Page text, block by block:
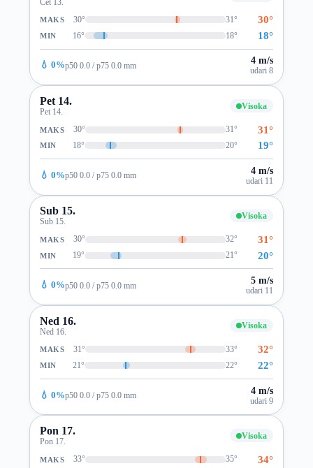
MAKS 30° 31° 30°
MIN 16° 18° 18°
💧 0%p50 0.0 / p75 0.0 mm 4 m/s
udari 8
Pet 14.
Pet 14.
Visoka
MAKS 30° 31° 31°
MIN 18° 20° 19°
💧 0%p50 0.0 / p75 0.0 mm 4 m/s
udari 11
Sub 15.
Sub 15.
Visoka
MAKS 30° 32° 31°
MIN 19° 21° 20°
💧 0%p50 0.0 / p75 0.0 mm 5 m/s
udari 11
Ned 16.
Ned 16.
Visoka
MAKS 31° 33° 32°
MIN 21° 22° 22°
💧 0%p50 0.0 / p75 0.0 mm 4 m/s
udari 9
Pon 17.
Pon 17.
Visoka
MAKS 33° 35° 34°